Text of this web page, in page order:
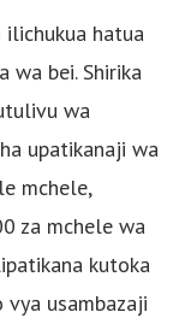
ilichukua hatua
wa bei. Shirika
wa
upatikanaji wa
mchele,
za mchele wa
kutoka
usambazaji